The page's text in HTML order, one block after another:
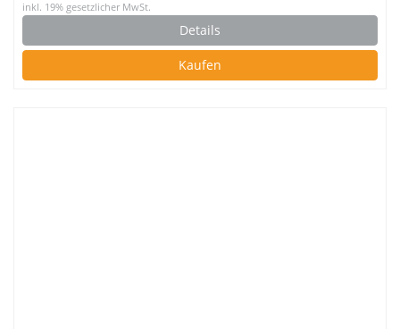
inkl. 19% gesetzlicher MwSt.
Details
Kaufen